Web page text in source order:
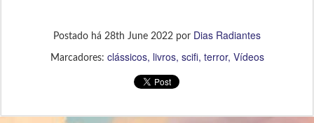
Postado há 28th June 2022 por Dias Radiantes
Marcadores: clássicos livros scifi terror Vídeos